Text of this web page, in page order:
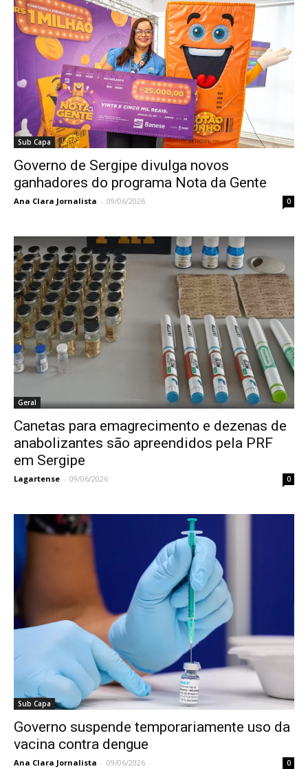
Sub Capa
Governo de Sergipe divulga novos
ganhadores do programa Nota da Gente
Ana Clara Jornalista - 09/06/2026 0
Geral
Canetas para emagrecimento e dezenas de
anabolizantes são apreendidos pela PRF
em Sergipe
Lagartense - 09/06/2026 0
Sub Capa
Governo suspende temporariamente uso da
vacina contra dengue
Ana Clara Jornalista - 09/06/2026 0